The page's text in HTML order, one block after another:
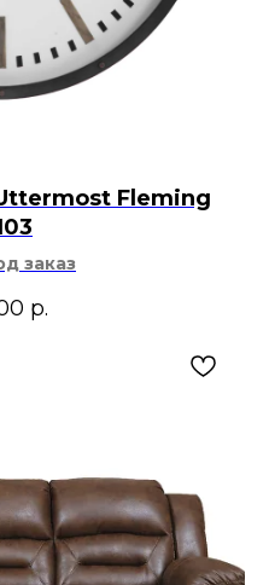
Fleming
заказ
р.